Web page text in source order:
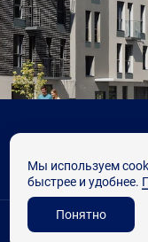
Мы используем
быстрее и удобнее.
Понятно